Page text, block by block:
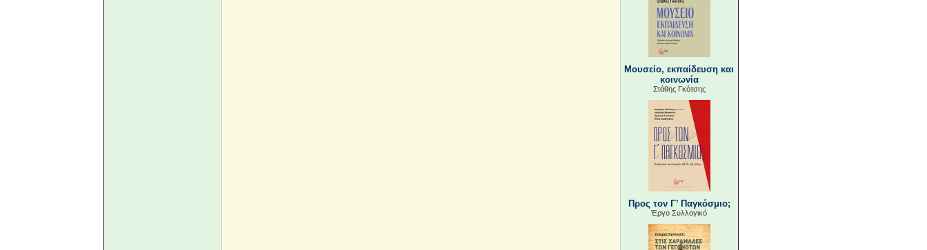
Μουσείο, εκπαίδευση και
κοινωνία
Στάθης Γκότσης
Προς τον Γ’ Παγκόσμιο;
Έργο Συλλογικό